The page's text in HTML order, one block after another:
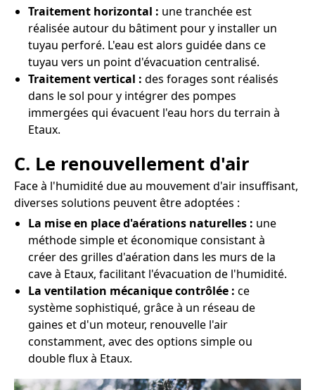
Traitement horizontal : une tranchée est
réalisée autour du bâtiment pour y installer un
tuyau perforé. L'eau est alors guidée dans ce
tuyau vers un point d'évacuation centralisé.
Traitement vertical : des forages sont réalisés
dans le sol pour y intégrer des pompes
immergées qui évacuent l'eau hors du terrain à
Etaux.
C. Le renouvellement d'air
Face à l'humidité due au mouvement d'air insuffisant,
diverses solutions peuvent être adoptées :
La mise en place d'aérations naturelles : une
méthode simple et économique consistant à
créer des grilles d'aération dans les murs de la
cave à Etaux, facilitant l'évacuation de l'humidité.
La ventilation mécanique contrôlée : ce
système sophistiqué, grâce à un réseau de
gaines et d'un moteur, renouvelle l'air
constamment, avec des options simple ou
double flux à Etaux.